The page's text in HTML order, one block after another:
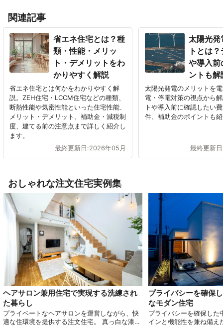
関連記事
省エネ住宅とは？種
類・性能・メリッ
ト・デメリットをわ
かりやすく解説
省エネ住宅とは何かをわかりやすく解
説。ZEH住宅・LCCM住宅などの種類、
断熱性能や気密性能といった住宅性能、
メリット・デメリット、補助金・減税制
度、建てる前の注意点まで詳しく紹介し
ます。
最終更新日:2026年05月
太陽光
トとは
や導入前
ントも解
太陽光発電のメリットを
電・停電対策の視点から
トや導入前に確認したい
件、補助金のポイントも
最終更新
おしゃれな注文住宅実例集
ヘアサロン兼用住宅で実現する洗練され
た暮らし
プライベートなヘアサロンを運営しながら、快
適な住環境を提供する注文住宅。 真っ白な漆喰
プライバシーを確保
なモダン住宅
プライバシーを確保した
インと機能性を兼ね備え